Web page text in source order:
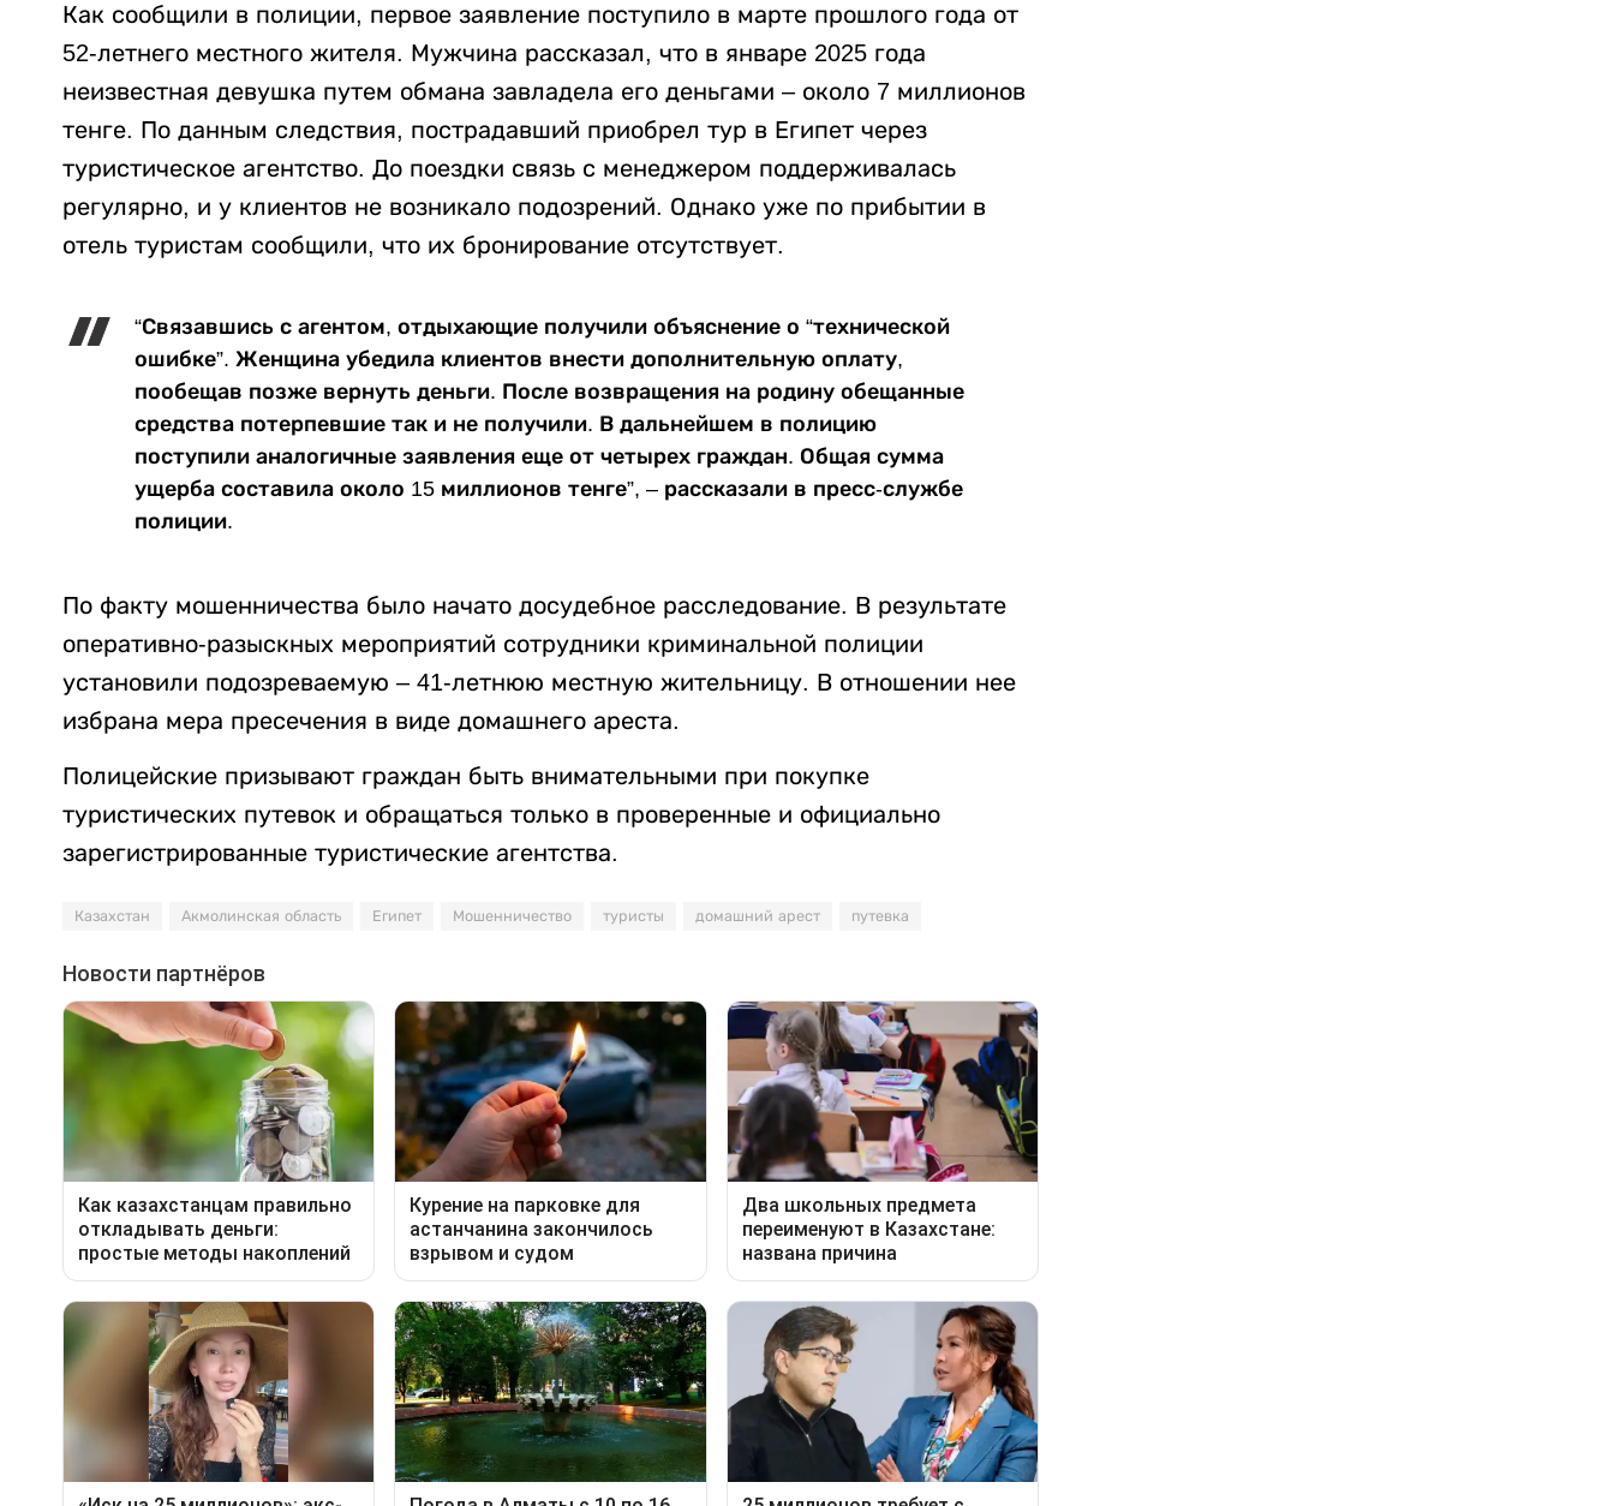
Как сообщили в полиции, первое заявление поступило в марте прошлого года от
52-летнего местного жителя. Мужчина рассказал, что в январе 2025 года
неизвестная девушка путем обмана завладела его деньгами – около 7 миллионов
тенге. По данным следствия, пострадавший приобрел тур в Египет через
туристическое агентство. До поездки связь с менеджером поддерживалась
регулярно, и у клиентов не возникало подозрений. Однако уже по прибытии в
отель туристам сообщили, что их бронирование отсутствует.
“Связавшись с агентом, отдыхающие получили объяснение о “технической
ошибке”. Женщина убедила клиентов внести дополнительную оплату,
пообещав позже вернуть деньги. После возвращения на родину обещанные
средства потерпевшие так и не получили. В дальнейшем в полицию
поступили аналогичные заявления еще от четырех граждан. Общая сумма
ущерба составила около 15 миллионов тенге”, – рассказали в пресс-службе
полиции.
По факту мошенничества было начато досудебное расследование. В результате
оперативно-разыскных мероприятий сотрудники криминальной полиции
установили подозреваемую – 41-летнюю местную жительницу. В отношении нее
избрана мера пресечения в виде домашнего ареста.
Полицейские призывают граждан быть внимательными при покупке
туристических путевок и обращаться только в проверенные и официально
зарегистрированные туристические агентства.
Казахстан Акмолинская область Египет Мошенничество туристы домашний арест путевка